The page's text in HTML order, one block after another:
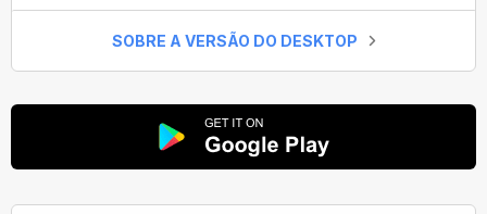
SOBRE A VERSÃO DO DESKTOP